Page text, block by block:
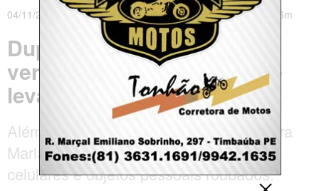
04/11/2019 às 20h08m - Atualizado em 04/11/2019 às 22h26m
Dupla invade casa de
vereadora de Bayeux, PB e
leva R$ 6 mil
Além de dinheiro, familiares da vereadora
Maria das Neves Gomes (PSD) tiveram
celulares e objetos pessoais roubados.